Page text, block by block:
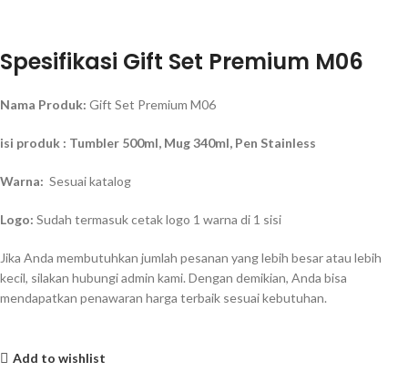
Spesifikasi Gift Set Premium M06
Nama Produk: Gift Set Premium M06
isi produk : Tumbler 500ml, Mug 340ml, Pen Stainless
Warna: Sesuai katalog
Logo: Sudah termasuk cetak logo 1 warna di 1 sisi
Jika Anda membutuhkan jumlah pesanan yang lebih besar atau lebih
kecil, silakan hubungi admin kami. Dengan demikian, Anda bisa
mendapatkan penawaran harga terbaik sesuai kebutuhan.
Add to wishlist